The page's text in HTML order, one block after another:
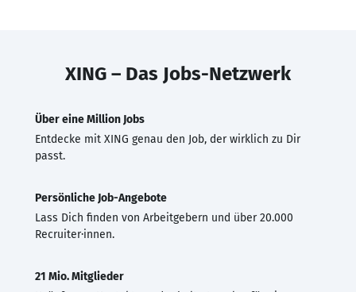
XING – Das Jobs-Netzwerk
Über eine Million Jobs
Entdecke mit XING genau den Job, der wirklich zu Dir
passt.
Persönliche Job-Angebote
Lass Dich finden von Arbeitgebern und über 20.000
Recruiter·innen.
21 Mio. Mitglieder